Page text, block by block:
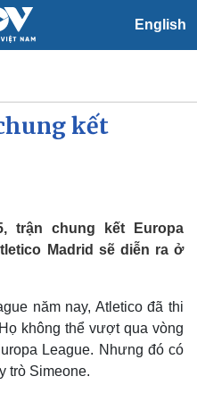
English
Giáo dục
Dấu ấn VOV
kết
trận chung kết Europa
Madrid sẽ diễn ra ở
năm nay, Atletico đã thi
không thể vượt qua vòng
League. Nhưng đó có
trò Simeone.